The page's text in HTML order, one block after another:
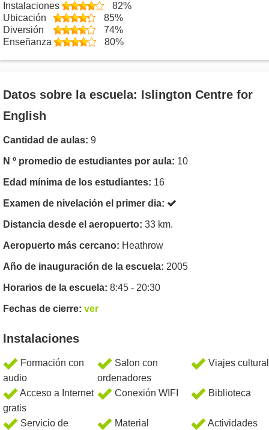
Instalaciones
82%
Ubicación
85%
Diversión
74%
Enseñanza
80%
Datos sobre la escuela: Islington Centre for
English
Cantidad de aulas: 9
N º promedio de estudiantes por aula: 10
Edad mínima de los estudiantes: 16
Examen de nivelación el primer dia:
Distancia desde el aeropuerto: 33 km.
Aeropuerto más cercano: Heathrow
Año de inauguración de la escuela: 2005
Horarios de la escuela: 8:45 - 20:30
Fechas de cierre: ver
Instalaciones
Formación con
audio
Salon con
ordenadores
Viajes
Acceso a Internet
gratis
Conexión WIFI Biblioteca
Servicio de Material Actividades